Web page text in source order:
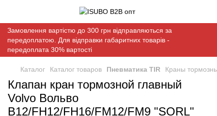
Замовлення вартістю до 300 грн відправляються за
передоплатою. Для відправки габаритних товарів -
передоплата 30% вартості
Каталог Каталог товаров Пневматика TIR Краны
Клапан кран тормозной главный
Volvo Вольво
B12/FH12/FH16/FM12/FM9 "SORL"